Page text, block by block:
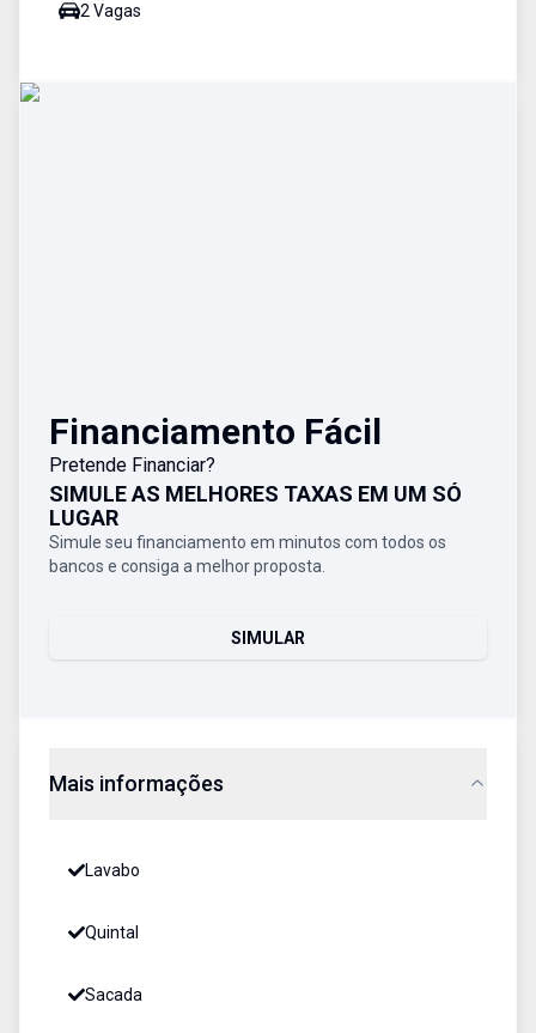
2 Vagas
Financiamento Fácil
Pretende Financiar?
SIMULE AS MELHORES TAXAS EM UM SÓ
LUGAR
Simule seu financiamento em minutos com todos os
bancos e consiga a melhor proposta.
SIMULAR
Mais informações
Lavabo
Quintal
Sacada